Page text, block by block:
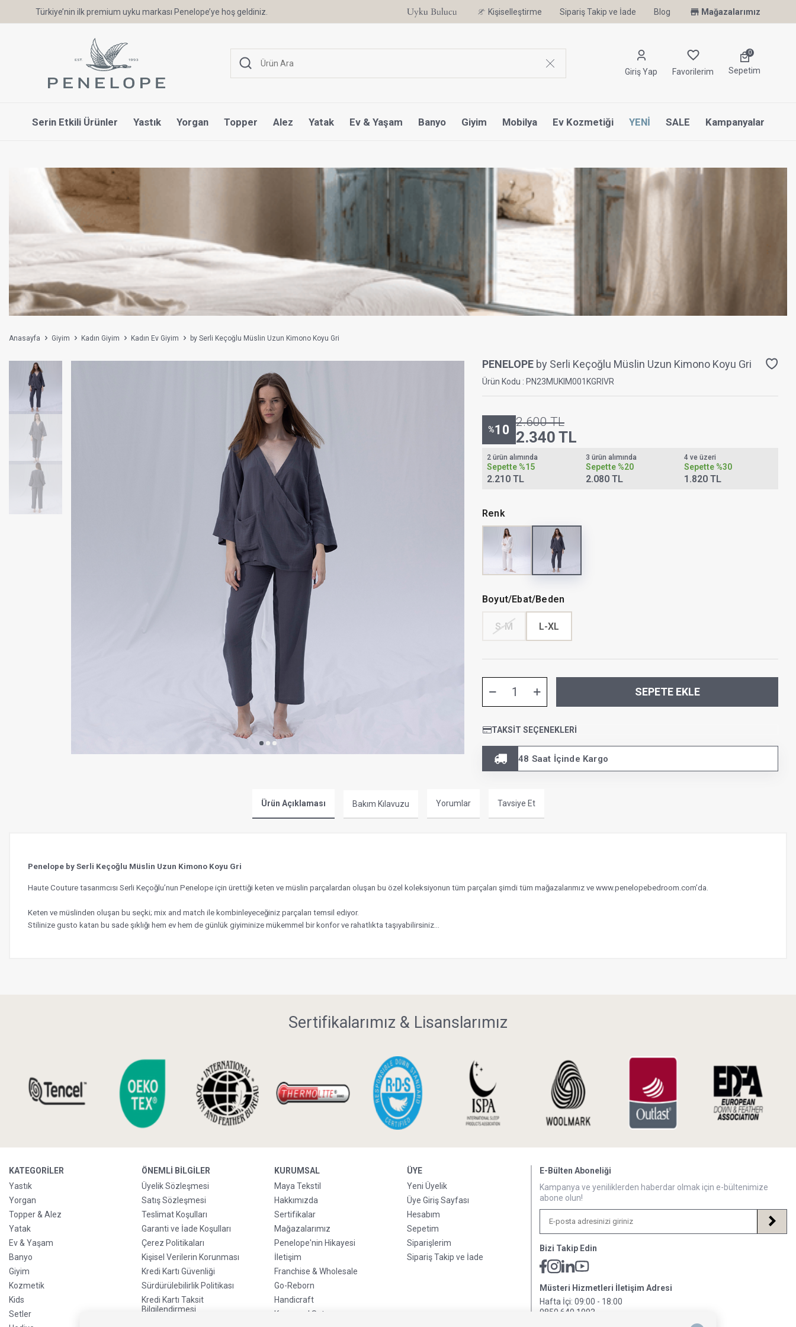
Türkiye’nin ilk premium uyku markası Penelope’ye hoş geldiniz. 6 Ay'a Varan Taksit Ayrıcalığı Uyku Uzmanı Othello Şimdi Penelope'de
Kişiselleştirme Sipariş Takip ve İade Blog Mağazalarımız
Giriş Yap Favorilerim
0
Sepetim
Serin Etkili Ürünler Yastık Yorgan Topper Alez Yatak Ev & Yaşam Banyo Giyim Mobilya Ev Kozmetiği YENİ SALE Kampanyalar
Anasayfa Giyim Kadın Giyim Kadın Ev Giyim by Serli Keçoğlu Müslin Uzun Kimono Koyu Gri
PENELOPE by Serli Keçoğlu Müslin Uzun Kimono Koyu Gri
Ürün Kodu : PN23MUKIM001KGRIVR
%10
2.600TL
2.340 TL
2 ürün alımında
Sepette %15
2.210 TL
3 ürün alımında
Sepette %20
2.080 TL
4 ve üzeri
Sepette %30
1.820 TL
Renk
Boyut/Ebat/Beden
S-M L-XL
SEPETE EKLE
TAKSIT SEÇENEKLERI
48 Saat İçinde Kargo
Ürün Açıklaması Bakım Kılavuzu Yorumlar Tavsiye Et
Penelope by Serli Keçoğlu Müslin Uzun Kimono Koyu Gri
Haute Couture tasarımcısı Serli Keçoğlu’nun Penelope için ürettiği keten ve müslin parçalardan oluşan bu özel koleksiyonun tüm parçaları şimdi tüm mağazalarımız ve www.penelopebedroom.com’da.
Keten ve müslinden oluşan bu seçki; mix and match ile kombinleyeceğiniz parçaları temsil ediyor.
Stilinize gusto katan bu sade şıklığı hem ev hem de günlük giyiminize mükemmel bir konfor ve rahatlıkta taşıyabilirsiniz…
Sertifikalarımız & Lisanslarımız
KATEGORILER
Yastık
Yorgan
Topper & Alez
Yatak
Ev & Yaşam
Banyo
Giyim
Kozmetik
Kids
Setler
ÖNEMLI BILGILER
Üyelik Sözleşmesi
Satış Sözleşmesi
Teslimat Koşulları
Garanti ve İade Koşulları
Çerez Politikaları
Kişisel Verilerin Korunması
Kredi Kartı Güvenliği
Sürdürülebilirlik Politikası
Kredi Kartı Taksit
Bilgilendirmesi
KURUMSAL
Maya Tekstil
Hakkımızda
Sertifikalar
Mağazalarımız
Penelope'nin Hikayesi
İletişim
Franchise & Wholesale
Go-Reborn
Handicraft
Kurumsal Satış
ÜYE
Yeni Üyelik
Üye Giriş Sayfası
Hesabım
Sepetim
Siparişlerim
Sipariş Takip ve İade
E-Bülten Aboneliği
Kampanya ve yeniliklerden haberdar olmak için e-bültenimize
abone olun!
Bizi Takip Edin
Müsteri Hizmetleri İletişim Adresi
Hafta İçi: 09:00 - 18:00
0850 640 1993